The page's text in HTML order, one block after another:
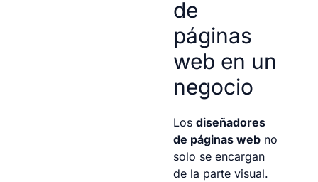
de
páginas
web en un
negocio
Los diseñadores
de páginas web no
solo se encargan
de la parte visual.